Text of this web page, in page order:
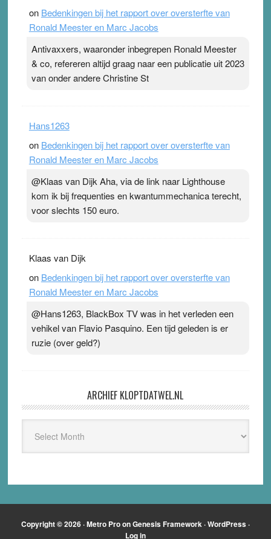
on Bedenkingen bij het rapport over oversterfte van
Ronald Meester en Marc Jacobs
Antivaxxers, waaronder inbegrepen Ronald Meester
& co, refereren altijd graag naar een publicatie uit 2023
van onder andere Christine St
Hans1263
on Bedenkingen bij het rapport over oversterfte van
Ronald Meester en Marc Jacobs
@Klaas van Dijk Aha, via de link naar Lighthouse
kom ik bij frequenties en kwantummechanica terecht,
voor slechts 150 euro.
Klaas van Dijk
on Bedenkingen bij het rapport over oversterfte van
Ronald Meester en Marc Jacobs
@Hans1263, BlackBox TV was in het verleden een
vehikel van Flavio Pasquino. Een tijd geleden is er
ruzie (over geld?)
ARCHIEF KLOPTDATWEL.NL
Kloptdatwel.nl
Copyright © 2026 ·Metro ProonGenesis Framework ·WordPress ·
Log in